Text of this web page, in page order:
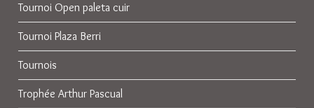
Tournoi Open paleta cuir
Tournoi Plaza Berri
Tournois
Trophée Arthur Pascual